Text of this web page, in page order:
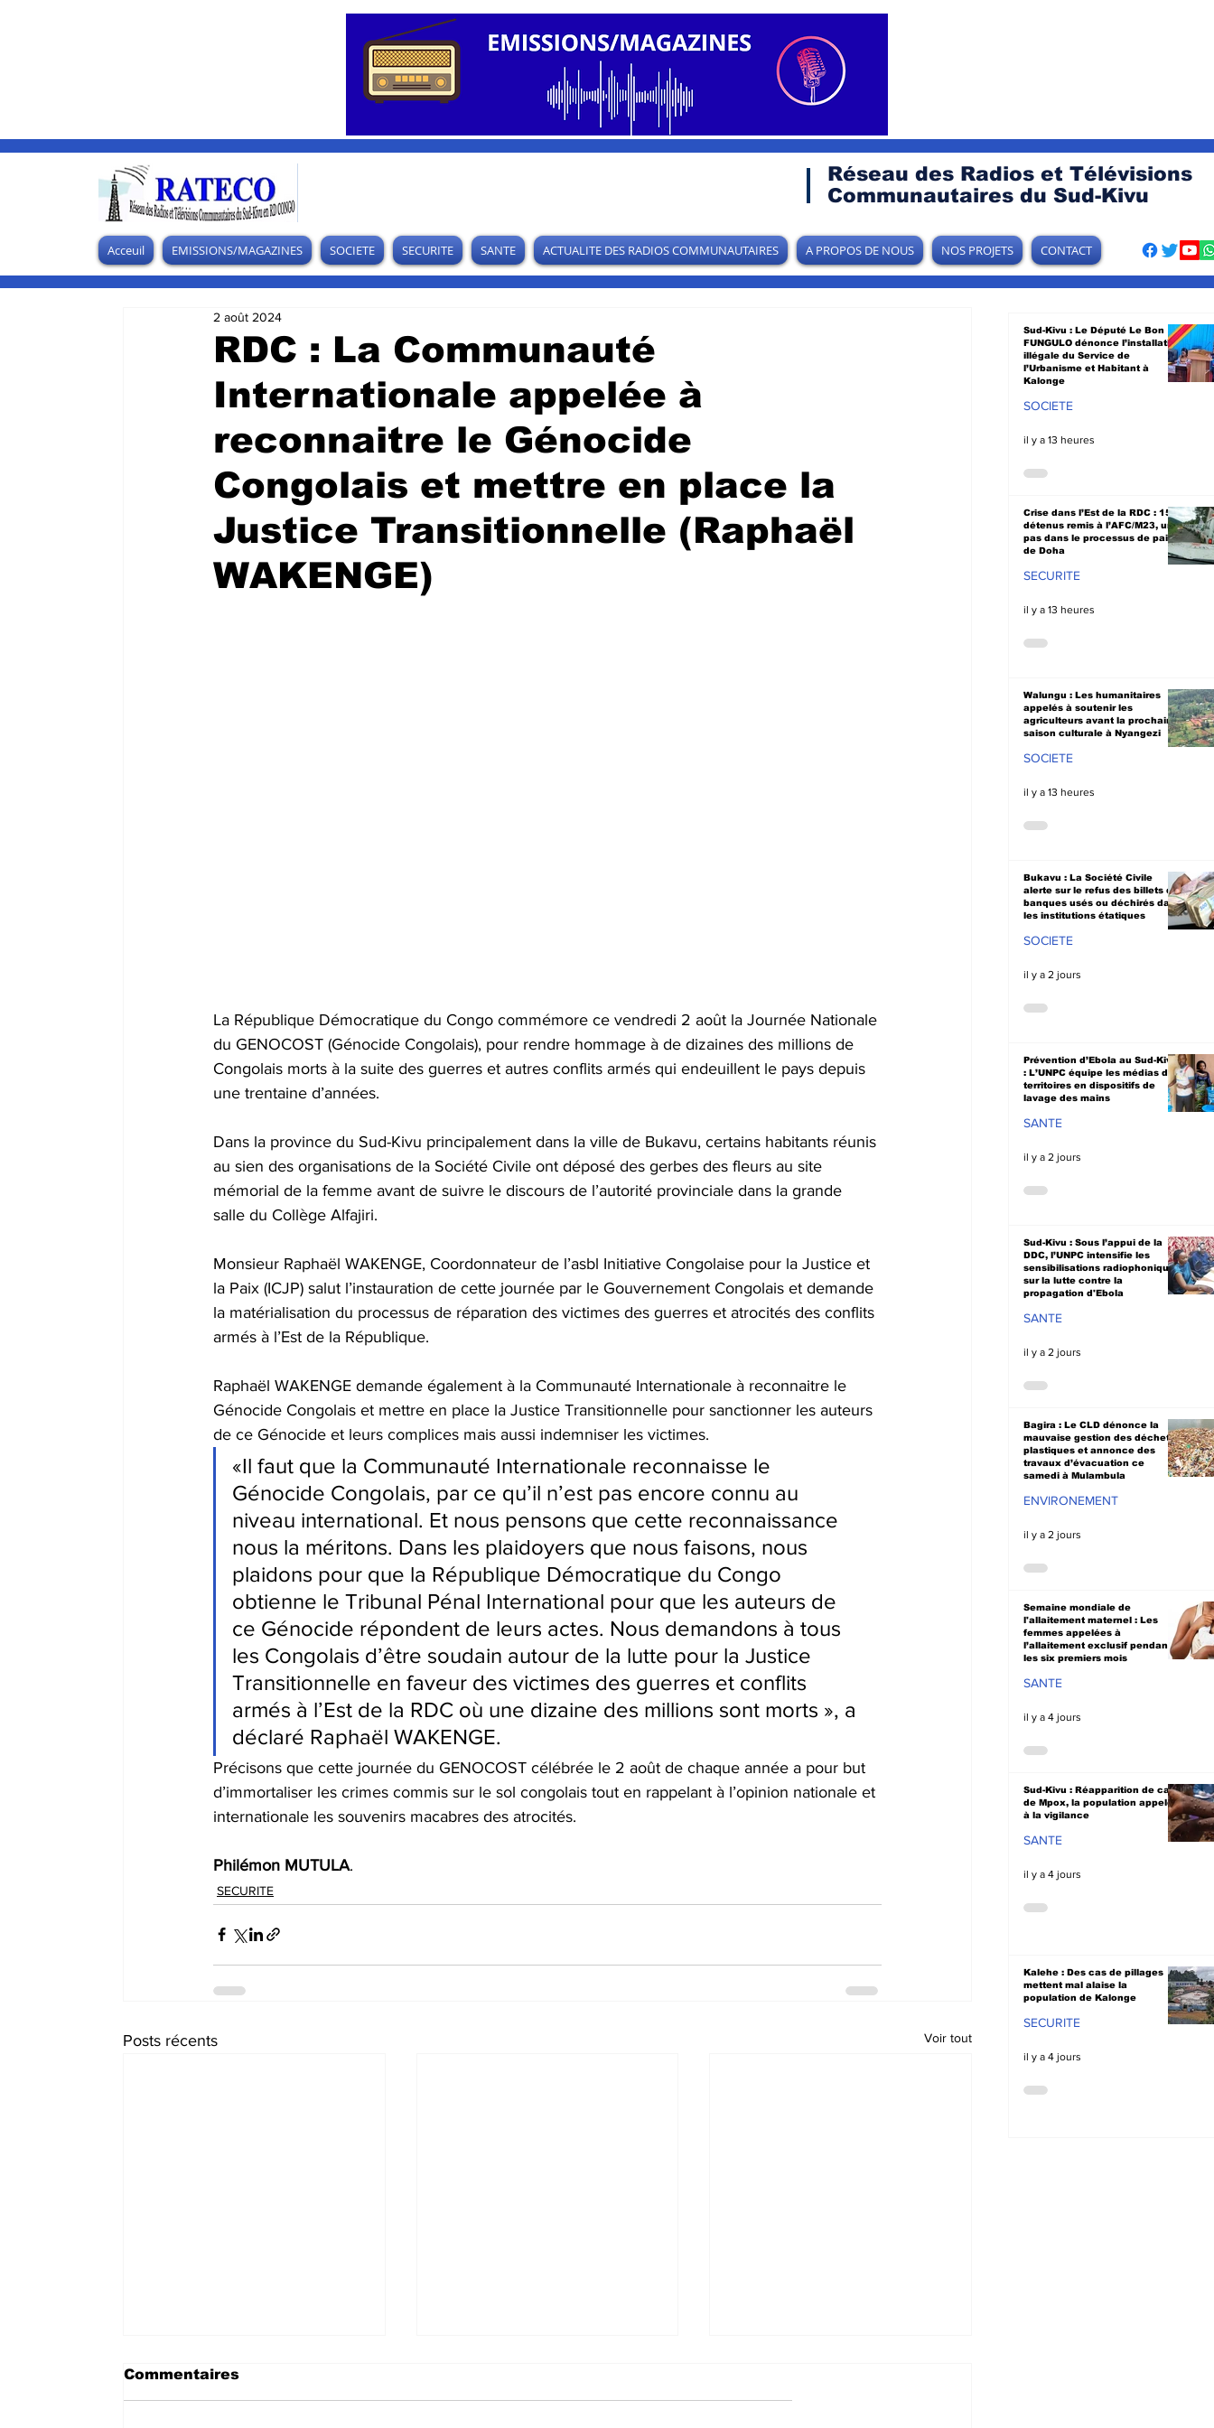
Réseau des Radios et Télévisions
Communautaires du Sud-Kivu
Acceuil EMISSIONS/MAGAZINES SOCIETE SECURITE SANTE ACTUALITE DES RADIOS COMMUNAUTAIRES A PROPOS DE NOUS NOS PROJETS CONTACT
RDC : La Communauté
Internationale appelée à
reconnaitre le Génocide
Congolais et mettre en place la
Justice Transitionnelle (Raphaël
WAKENGE)
2 août 2024
La République Démocratique du Congo commémore ce vendredi 2 août la Journée Nationale
du GENOCOST (Génocide Congolais), pour rendre hommage à de dizaines des millions de
Congolais morts à la suite des guerres et autres conflits armés qui endeuillent le pays depuis
une trentaine d’années.
Dans la province du Sud-Kivu principalement dans la ville de Bukavu, certains habitants réunis
au sien des organisations de la Société Civile ont déposé des gerbes des fleurs au site
mémorial de la femme avant de suivre le discours de l’autorité provinciale dans la grande
salle du Collège Alfajiri.
Monsieur Raphaël WAKENGE, Coordonnateur de l’asbl Initiative Congolaise pour la Justice et
la Paix (ICJP) salut l’instauration de cette journée par le Gouvernement Congolais et demande
la matérialisation du processus de réparation des victimes des guerres et atrocités des conflits
armés à l’Est de la République.
Raphaël WAKENGE demande également à la Communauté Internationale à reconnaitre le
Génocide Congolais et mettre en place la Justice Transitionnelle pour sanctionner les auteurs
de ce Génocide et leurs complices mais aussi indemniser les victimes.
«Il faut que la Communauté Internationale reconnaisse le
Génocide Congolais, par ce qu’il n’est pas encore connu au
niveau international. Et nous pensons que cette reconnaissance
nous la méritons. Dans les plaidoyers que nous faisons, nous
plaidons pour que la République Démocratique du Congo
obtienne le Tribunal Pénal International pour que les auteurs de
ce Génocide répondent de leurs actes. Nous demandons à tous
les Congolais d’être soudain autour de la lutte pour la Justice
Transitionnelle en faveur des victimes des guerres et conflits
armés à l’Est de la RDC où une dizaine des millions sont morts », a
déclaré Raphaël WAKENGE.
Précisons que cette journée du GENOCOST célébrée le 2 août de chaque année a pour but
d’immortaliser les crimes commis sur le sol congolais tout en rappelant à l’opinion nationale et
internationale les souvenirs macabres des atrocités.
Philémon MUTULA.
SECURITE
Posts récents Voir tout
Commentaires
Sud-Kivu : Le Député Le Bon
FUNGULO dénonce l’installation
illégale du Service de
l’Urbanisme et Habitant à
Kalonge
SOCIETE
il y a 13 heures
Crise dans l’Est de la RDC : 15
détenus remis à l’AFC/M23, un
pas dans le processus de paix
de Doha
SECURITE
il y a 13 heures
Walungu : Les humanitaires
appelés à soutenir les
agriculteurs avant la prochaine
saison culturale à Nyangezi
SOCIETE
il y a 13 heures
Bukavu : La Société Civile
alerte sur le refus des billets de
banques usés ou déchirés dans
les institutions étatiques
SOCIETE
il y a 2 jours
Prévention d’Ebola au Sud-Kivu
: L’UNPC équipe les médias de
territoires en dispositifs de
lavage des mains
SANTE
il y a 2 jours
Sud-Kivu : Sous l’appui de la
DDC, l’UNPC intensifie les
sensibilisations radiophoniques
sur la lutte contre la
propagation d'Ebola
SANTE
il y a 2 jours
Bagira : Le CLD dénonce la
mauvaise gestion des déchets
plastiques et annonce des
travaux d’évacuation ce
samedi à Mulambula
ENVIRONEMENT
il y a 2 jours
Semaine mondiale de
l'allaitement maternel : Les
femmes appelées à
l’allaitement exclusif pendant
les six premiers mois
SANTE
il y a 4 jours
Sud-Kivu : Réapparition de cas
de Mpox, la population appelée
à la vigilance
SANTE
il y a 4 jours
Kalehe : Des cas de pillages
mettent mal alaise la
population de Kalonge
SECURITE
il y a 4 jours